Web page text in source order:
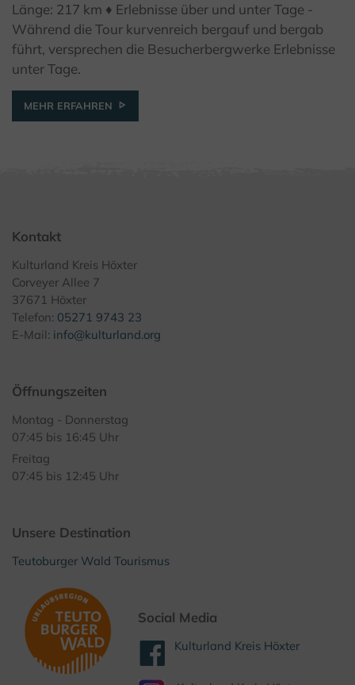
© Kulturland Kreis Höxter / F. Grawe
Länge: 217 km ♦ Erlebnisse über und unter Tage -
Während die Tour kurvenreich bergauf und bergab
führt, versprechen die Besucherbergwerke Erlebnisse
unter Tage.
MEHR ERFAHREN
Kontakt
Kulturland Kreis Höxter
Corveyer Allee 7
37671 Höxter
Telefon: 05271 9743 23
E-Mail: info@kulturland.org
Öffnungszeiten
Montag - Donnerstag
07:45 bis 16:45 Uhr
Freitag
07:45 bis 12:45 Uhr
Unsere Destination
Teutoburger Wald Tourismus
Social Media
Kulturland Kreis Höxter